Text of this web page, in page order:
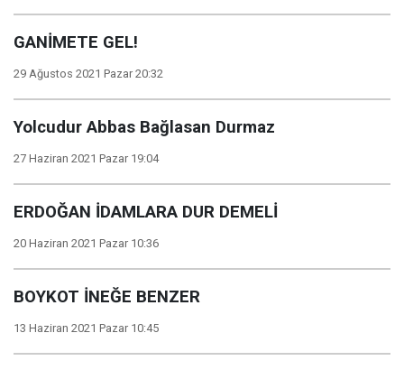
GANİMETE GEL!
29 Ağustos 2021 Pazar 20:32
Yolcudur Abbas Bağlasan Durmaz
27 Haziran 2021 Pazar 19:04
ERDOĞAN İDAMLARA DUR DEMELİ
20 Haziran 2021 Pazar 10:36
BOYKOT İNEĞE BENZER
13 Haziran 2021 Pazar 10:45